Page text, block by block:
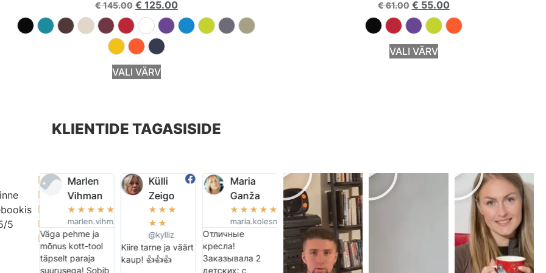
€145.00 € 125.00
VALI VÄRV
€61.00 € 55.00
VALI VÄRV
KLIENTIDE TAGASISIDE
5





Pisike
☆☆
mega
Marlen
Vihman
☆ ☆ ☆ ☆ ☆
marlen.vihman
Väga pehme ja
mõnus kott-tool
täpselt paraja
suurusega! Sobib
Külli
Zeigo
☆ ☆ ☆
☆ ☆
@kylliz
Kiire tarne ja väärt
kaup! 👍👍👍
Maria
Ganža
☆ ☆ ☆ ☆ ☆
maria.kolesnik
Отличные
кресла!
Заказывала 2
детских: с